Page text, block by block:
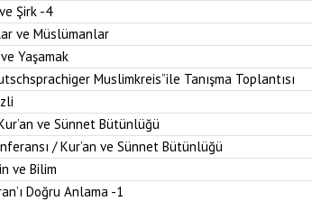
Şirk -4
ve Müslümanlar
Yaşamak
Muslimkreis”ile Tanışma Toplantısı
ve Sünnet Bütünlüğü
/ Kur’an ve Sünnet Bütünlüğü
ve Bilim
Doğru Anlama -1